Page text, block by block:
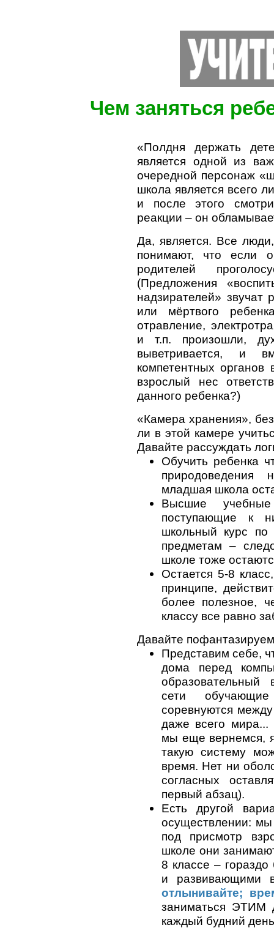
Чем заняться
«Полдня держать
является одной из
очередной персонаж
школа является всего
и после этого
реакции – он
Да, является. Все
понимают, что если
родителей
(Предложения
надзирателей» звучат
или мёртвого
отравление,
и т.п. произошли,
выветривается, и
компетентных органов
взрослый нес
данного ребенка?)
«Камера хранения»,
ли в этой камере
Давайте рассуждать
Обучить ребенка
природоведения
младшая школа
Высшие
поступающие к
школьный курс
предметам –
школе тоже
Остается 5-8
принципе,
более полезное,
классу все равно
Давайте
Представим себе,
дома перед
образовательный
сети
соревнуются
даже всего
мы еще вернемся,
такую систему
время. Нет ни
согласных
первый абзац).
Есть другой
осуществлении: мы
под присмотр
школе они
8 классе –
и развивающими
отлынивайте;
заниматься ЭТИМ
каждый будний